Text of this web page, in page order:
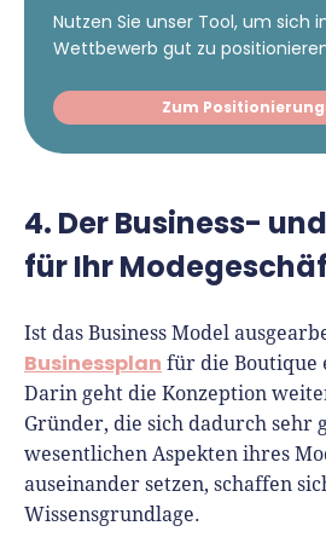
Nutzen Sie unser Tool, um sich
Wettbewerb gut zu
Zum
4. Der Business-
für Ihr
Ist das Business Model
Businessplan für die Boutique
Darin geht die Konzeption
Gründer, die sich dadurch sehr
wesentlichen Aspekten ihres
auseinander setzen, schaffen
Wissensgrundlage.